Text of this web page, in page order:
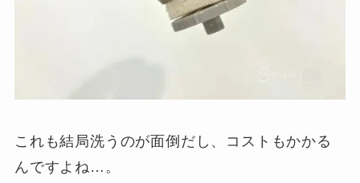
これも結局洗うのが面倒だし、コストもかかる
んですよね…。